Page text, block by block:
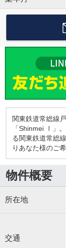
関東鉄道常総線
「Shinmei Ⅰ」
る関東鉄道常総
りあなた様のご
物件概要
所在地
交通